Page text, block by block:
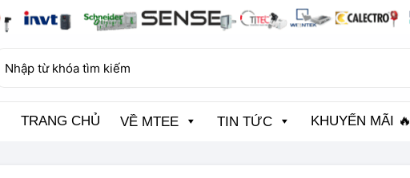
kiếm:
TRANG CHỦ VỀ MTEE TIN TỨC KHUYẾN MÃI 🔥